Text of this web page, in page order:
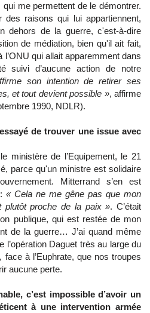
qui me permettent de le démontrer.
des raisons qui lui appartiennent,
dehors de la guerre, c'est-à-dire
de médiation, bien qu'il ait fait,
qui allait apparemment dans
suivi d’aucune action de notre
son intention de retirer ses
et tout devient possible », affirme
1990, NDLR).
de trouver une issue avec
ministère de l’Equipement, le 21
parce qu'un ministre est solidaire
Mitterrand s’en est
« Cela ne me gêne pas que mon
plutôt proche de la paix ». C’était
publique, qui est restée de mon
de la guerre… J’ai quand même
l’opération Daguet très au large du
à l’Euphrate, que nos troupes
aucune perte.
c’est impossible d’avoir un
à une intervention armée